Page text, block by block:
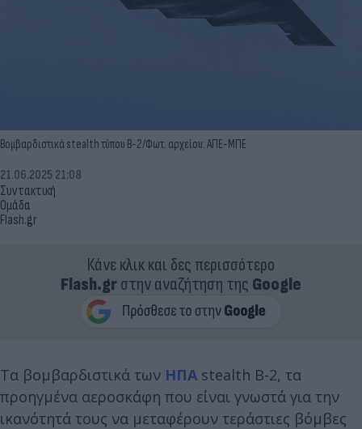
Βομβαρδιστικά stealth τύπου Β-2/Φωτ. αρχείου: ΑΠΕ-ΜΠΕ
Συντακτική
Ομάδα
Flash.gr
21.06.2025 21:08
Κάνε κλικ και δες περισσότερο
Flash.grστην αναζήτηση της Google
Τα βομβαρδιστικά των ΗΠΑ stealth B-2, τα
προηγμένα αεροσκάφη που είναι γνωστά για την
ικανότητά τους να μεταφέρουν τεράστιες βόμβες